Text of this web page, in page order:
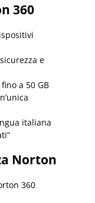
360
e
a 50 GB
italiana
Norton
360